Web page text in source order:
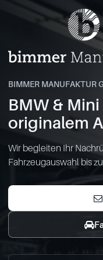
BIMMER MANUFAKTUR
BMW &
originalem
Wir begleiten Ihr
Fahrzeugauswahl bis